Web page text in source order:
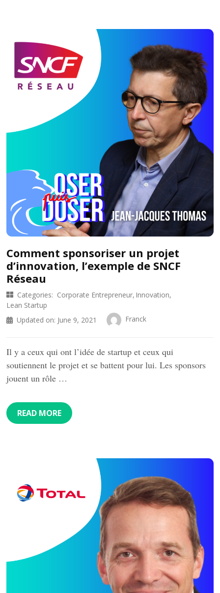
Comment sponsoriser un projet
d’innovation, l’exemple de SNCF
Réseau
Categories: Corporate Entrepreneur Innovation
Lean Startup
Updated on: June 9, 2021 Franck
Il y a ceux qui ont l’idée de startup et ceux qui
soutiennent le projet et se battent pour lui. Les sponsors
jouent un rôle …
READ MORE